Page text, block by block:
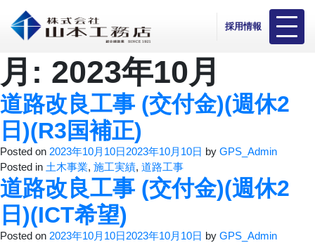
採用情報
月: 2023年10月
道路改良工事 (交付金)(週休2
日)(R3国補正)
Posted on 2023年10月10日2023年10月10日 by GPS_Admin
Posted in 土木事業, 施工実績, 道路工事
道路改良工事 (交付金)(週休2
日)(ICT希望)
Posted on 2023年10月10日2023年10月10日 by GPS_Admin